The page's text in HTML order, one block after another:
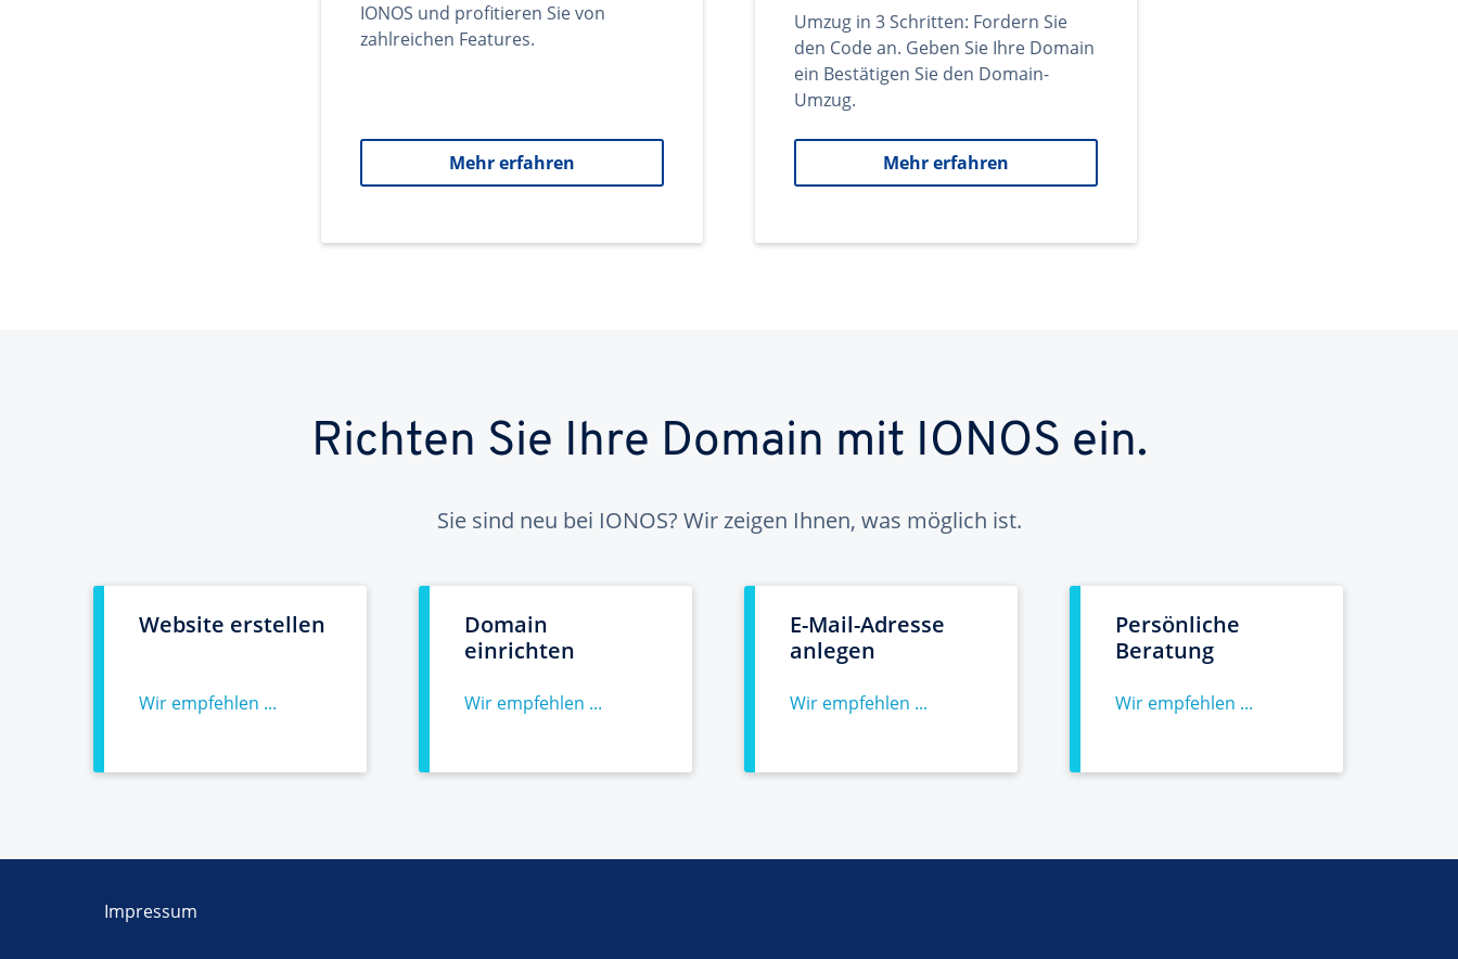
IONOS und profitieren Sie von
zahlreichen Features.
Mehr erfahren
Umzug in 3 Schritten: Fordern Sie
den Code an. Geben Sie Ihre Domain
ein Bestätigen Sie den Domain-
Umzug.
Mehr erfahren
Richten Sie Ihre Domain mit IONOS ein.
Sie sind neu bei IONOS? Wir zeigen Ihnen, was möglich ist.
Website erstellen
Wir empfehlen ...
Domain
einrichten
Wir empfehlen ...
E-Mail-Adresse
anlegen
Wir empfehlen ...
Persönliche
Beratung
Wir empfehlen ...
Impressum